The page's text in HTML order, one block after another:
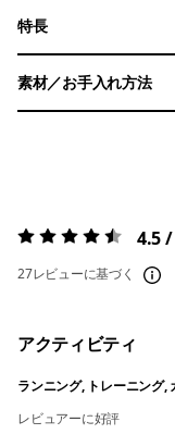
特長
素材／お手入れ方法
評価:4.5 / 5 4.5
27レビューに基づく
アクティビティ
ランニング, トレーニング,
レビュアーに好評